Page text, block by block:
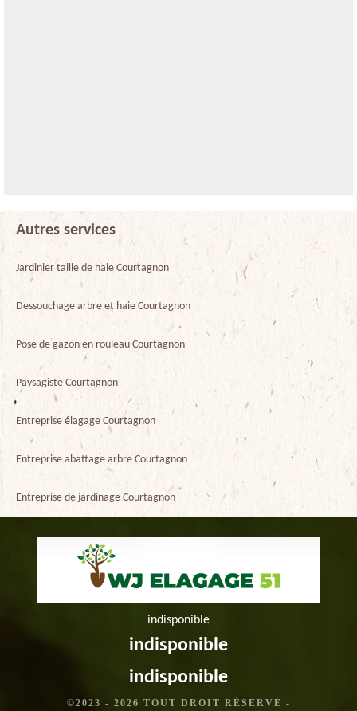
Autres services
Jardinier taille de haie Courtagnon
Dessouchage arbre et haie Courtagnon
Pose de gazon en rouleau Courtagnon
Paysagiste Courtagnon
Entreprise élagage Courtagnon
Entreprise abattage arbre Courtagnon
Entreprise de jardinage Courtagnon
indisponible
indisponible
indisponible
©2023 - 2026 TOUT DROIT RÉSERVÉ -